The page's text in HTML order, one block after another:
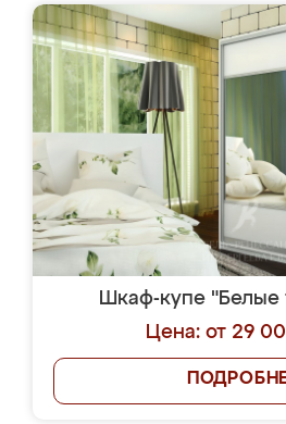
Шкаф-купе "Белые
Цена: от 29